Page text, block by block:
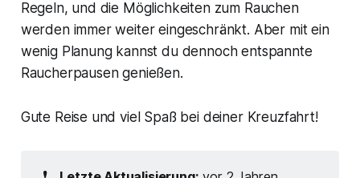
Regeln, und die Möglichkeiten zum Rauchen
werden immer weiter eingeschränkt. Aber mit ein
wenig Planung kannst du dennoch entspannte
Raucherpausen genießen.
Gute Reise und viel Spaß bei deiner Kreuzfahrt!